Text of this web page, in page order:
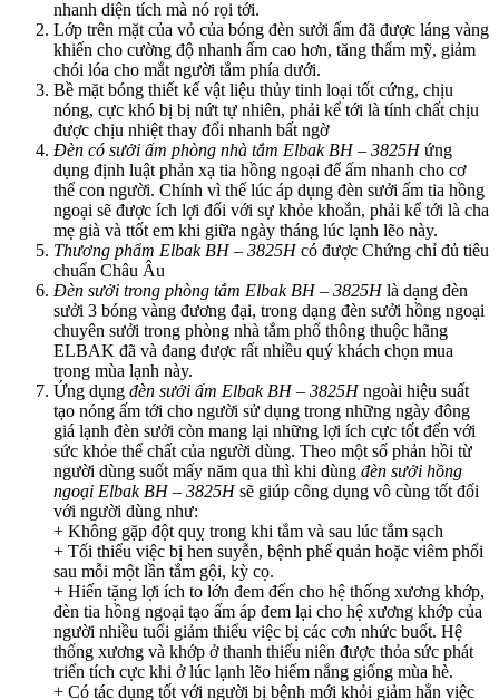
nhanh diện tích mà nó rọi tới.
Lớp trên mặt của vỏ của bóng đèn sưởi ấm đã được láng vàng
khiến cho cường độ nhanh ấm cao hơn, tăng thẩm mỹ, giảm
chói lóa cho mắt người tắm phía dưới.
Bề mặt bóng thiết kế vật liệu thủy tinh loại tốt cứng, chịu
nóng, cực khó bị bị nứt tự nhiên, phải kể tới là tính chất chịu
được chịu nhiệt thay đổi nhanh bất ngờ
Đèn có sưởi ấm phòng nhà tắm Elbak BH – 3825Hứng
dụng định luật phản xạ tia hồng ngoại để ấm nhanh cho cơ
thể con người. Chính vì thế lúc áp dụng đèn sưởi ấm tia hồng
ngoại sẽ được ích lợi đối với sự khỏe khoắn, phải kể tới là cha
mẹ già và ttốt em khi giữa ngày tháng lúc lạnh lẽo này.
Thương phẩm Elbak BH – 3825Hcó được Chứng chỉ đủ tiêu
chuẩn Châu Âu
Đèn sưởi trong phòng tắm Elbak BH – 3825Hlà dạng đèn
sưởi 3 bóng vàng đương đại, trong dạng đèn sưởi hồng ngoại
chuyên sưởi trong phòng nhà tắm phổ thông thuộc hãng
ELBAK đã và đang được rất nhiều quý khách chọn mua
trong mùa lạnh này.
Ứng dụng đèn sưởi ấm Elbak BH – 3825Hngoài hiệu suất
tạo nóng ấm tới cho người sử dụng trong những ngày đông
giá lạnh đèn sưởi còn mang lại những lợi ích cực tốt đến với
sức khỏe thể chất của người dùng. Theo một số phản hồi từ
người dùng suốt mấy năm qua thì khi dùng đèn sưởi hồng
ngoại Elbak BH – 3825Hsẽ giúp công dụng vô cùng tốt đối
với người dùng như:
+ Không gặp đột quỵ trong khi tắm và sau lúc tắm sạch
+ Tối thiểu việc bị hen suyễn, bệnh phế quản hoặc viêm phổi
sau mỗi một lần tắm gội, kỳ cọ.
+ Hiến tặng lợi ích to lớn đem đến cho hệ thống xương khớp,
đèn tia hồng ngoại tạo ấm áp đem lại cho hệ xương khớp của
người nhiều tuổi giảm thiểu việc bị các cơn nhức buốt. Hệ
thống xương và khớp ở thanh thiếu niên được thỏa sức phát
triển tích cực khi ở lúc lạnh lẽo hiếm nắng giống mùa hè.
+ Có tác dụng tốt với người bị bệnh mới khỏi giảm hẳn việc